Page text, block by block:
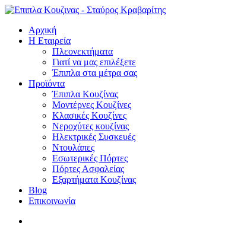
Αρχική
Η Εταιρεία
Πλεονεκτήματα
Γιατί να μας επιλέξετε
Έπιπλα στα μέτρα σας
Προϊόντα
Έπιπλα Κουζίνας
Μοντέρνες Κουζίνες
Κλασικές Κουζίνες
Νεροχύτες κουζίνας
Ηλεκτρικές Συσκευές
Ντουλάπες
Εσωτερικές Πόρτες
Πόρτες Ασφαλείας
Εξαρτήματα Κουζίνας
Blog
Επικοινωνία